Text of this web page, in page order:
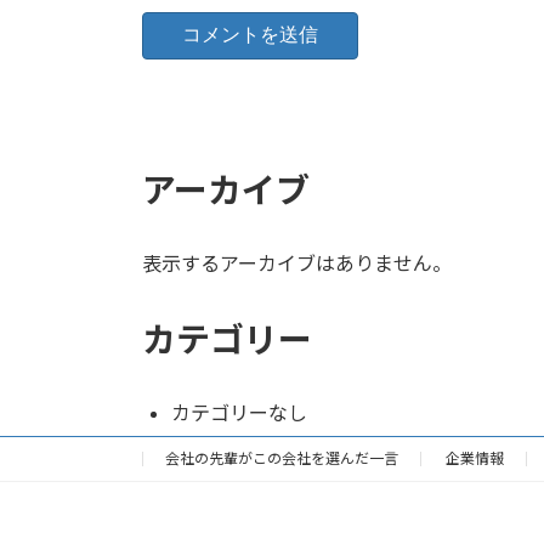
アーカイブ
表示するアーカイブはありません。
カテゴリー
カテゴリーなし
会社の先輩がこの会社を選んだ一言 企業情報